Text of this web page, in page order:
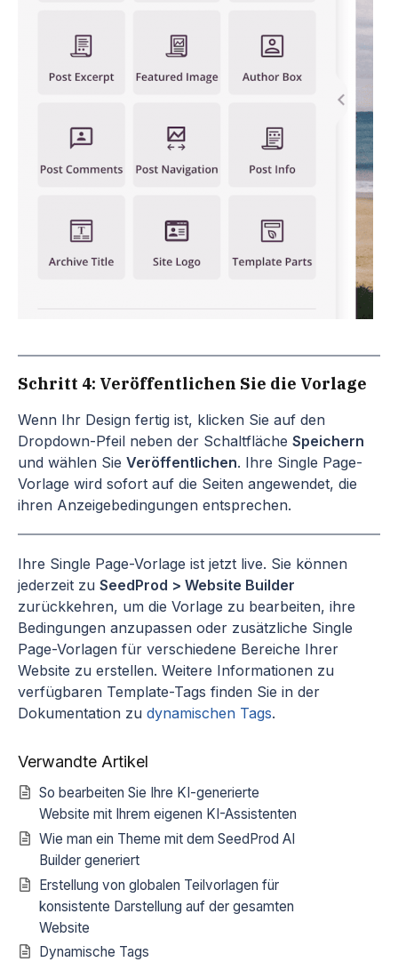
Schritt 4: Veröffentlichen Sie die Vorlage
Wenn Ihr Design fertig ist, klicken Sie auf den
Dropdown-Pfeil neben der Schaltfläche Speichern
und wählen Sie Veröffentlichen. Ihre Single Page-
Vorlage wird sofort auf die Seiten angewendet, die
ihren Anzeigebedingungen entsprechen.
Ihre Single Page-Vorlage ist jetzt live. Sie können
jederzeit zu SeedProd > Website Builder
zurückkehren, um die Vorlage zu bearbeiten, ihre
Bedingungen anzupassen oder zusätzliche Single
Page-Vorlagen für verschiedene Bereiche Ihrer
Website zu erstellen. Weitere Informationen zu
verfügbaren Template-Tags finden Sie in der
Dokumentation zu dynamischen Tags.
Verwandte Artikel
So bearbeiten Sie Ihre KI-generierte
Website mit Ihrem eigenen KI-Assistenten
Wie man ein Theme mit dem SeedProd AI
Builder generiert
Erstellung von globalen Teilvorlagen für
konsistente Darstellung auf der gesamten
Website
Dynamische Tags